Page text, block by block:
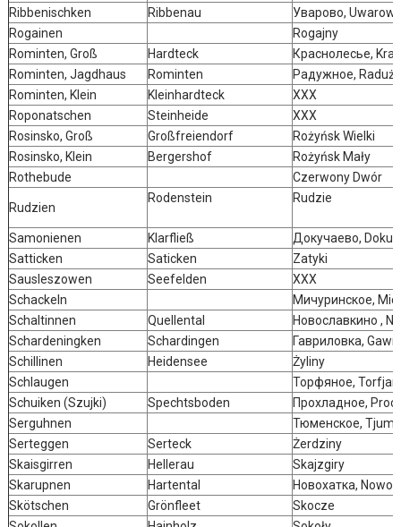
Ribbenischken
Ribbenau
Уварово,
Rogainen
Rogajny
Rominten, Groß
Hardteck
Краснолесье,
Rominten, Jagdhaus
Rominten
Радужное,
Rominten, Klein
Kleinhardteck
XXX
Roponatschen
Steinheide
XXX
Rosinsko, Groß
Großfreiendorf
Rożyńsk Wielki
Rosinsko, Klein
Bergershof
Rożyńsk Mały
Rothebude
Czerwony Dwór
Rudzien
Rodenstein Rudzie
Samonienen Klarfließ
Докучаево,
Satticken
Saticken
Zatyki
Sausleszowen
Seefelden
XXX
Schackeln
Мичуринское,
Schaltinnen
Quellental
Новославкино ,
Schardeningken
Schardingen
Гавриловка,
Schillinen
Heidensee
Żyliny
Schlaugen
Торфяное,
Schuiken (Szujki)
Spechtsboden
Прохладное,
Serguhnen
Тюменское,
Serteggen
Serteck
Żerdziny
Skaisgirren
Hellerau
Skajzgiry
Skarupnen
Hartental
Новохатка,
Skötschen
Grönfleet
Skocze